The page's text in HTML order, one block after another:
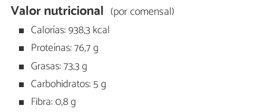
Valor nutricional (por comensal)
Calorías: 938,3 kcal
Proteínas: 76,7 g
Grasas: 73,3 g
Carbohidratos: 5 g
Fibra: 0,8 g